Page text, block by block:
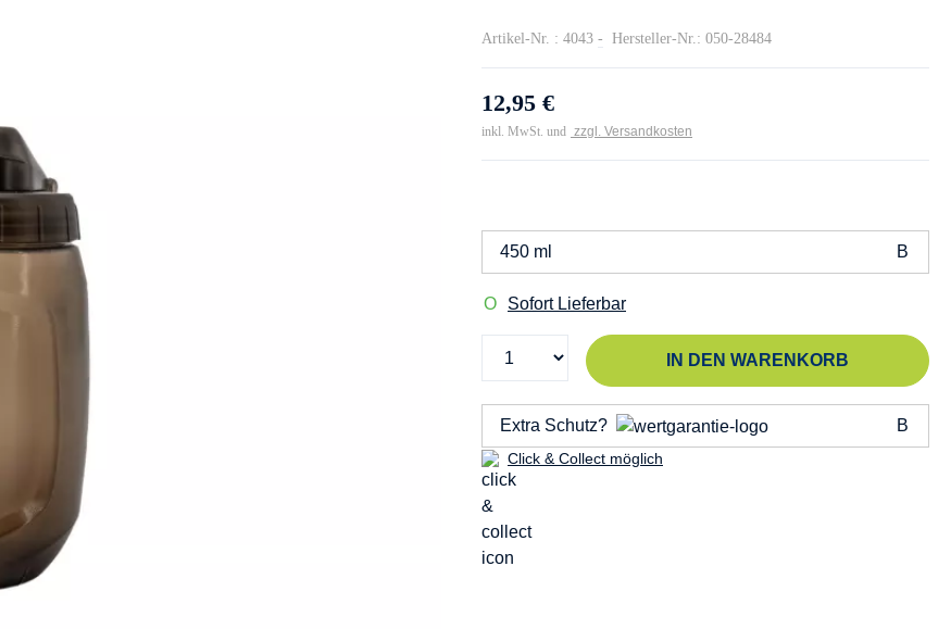
Artikel-Nr. : 4043 - Hersteller-Nr.: 050-28484
12,95 €
inkl. MwSt. und zzgl. Versandkosten
450 ml
Sofort Lieferbar
IN DEN WARENKORB
Extra Schutz?
Click & Collect möglich